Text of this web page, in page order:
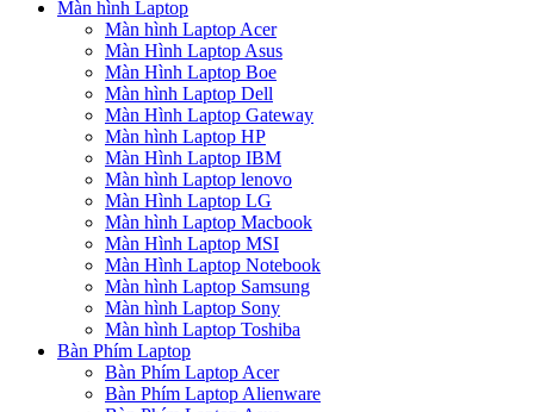
Màn hình Laptop
Màn hình Laptop Acer
Màn Hình Laptop Asus
Màn Hình Laptop Boe
Màn hình Laptop Dell
Màn Hình Laptop Gateway
Màn hình Laptop HP
Màn Hình Laptop IBM
Màn hình Laptop lenovo
Màn Hình Laptop LG
Màn hình Laptop Macbook
Màn Hình Laptop MSI
Màn Hình Laptop Notebook
Màn hình Laptop Samsung
Màn hình Laptop Sony
Màn hình Laptop Toshiba
Bàn Phím Laptop
Bàn Phím Laptop Acer
Bàn Phím Laptop Alienware